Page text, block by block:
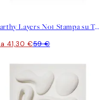
Earthy Layers No1 Stampa su Tela
41,30 €59 €